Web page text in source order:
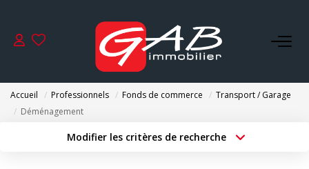
ACHETER
Accueil Professionnels Fonds de commerce
Transport / Garage
Déménagement
Modifier les critères de recherche
Type de transaction Localisation